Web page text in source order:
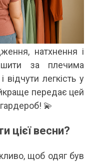
Читати далі →
натхнення і
за плечима
легкість у
передає цей
💫
цієї весни?
щоб одяг був